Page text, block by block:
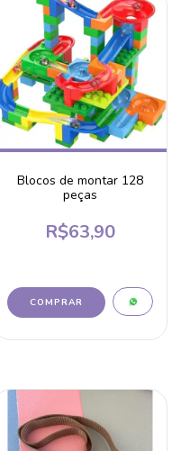
Blocos de montar 128
peças
R$63,90